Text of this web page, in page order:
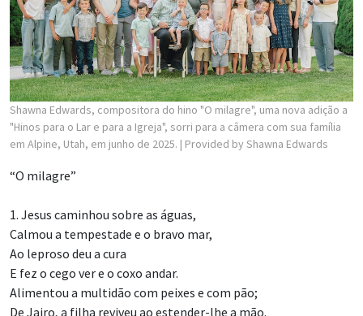
Shawna Edwards, compositora do hino "O milagre", uma nova adição a
"Hinos para o Lar e para a Igreja", sorri para a câmera com sua família
em Alpine, Utah, em junho de 2025. | Provided by Shawna Edwards
“O milagre”
1. Jesus caminhou sobre as águas,
Calmou a tempestade e o bravo mar,
Ao leproso deu a cura
E fez o cego ver e o coxo andar.
Alimentou a multidão com peixes e com pão;
De Jairo, a filha reviveu ao estender-lhe a mão.